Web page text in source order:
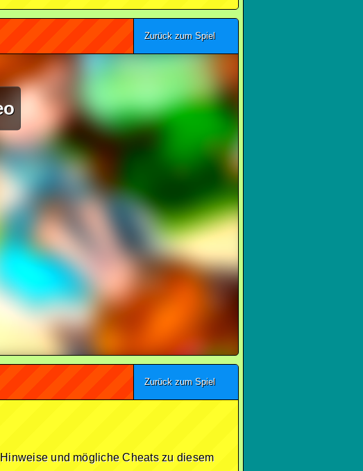
Zurück zum Spiel
Zurück zum Spiel
und mögliche Cheats zu diesem